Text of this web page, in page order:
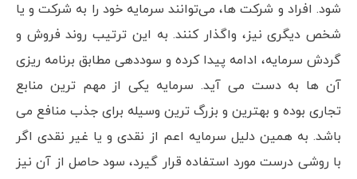
شود. افراد و شرکت ها، می‌توانند سرمایه خود را به شرکت و یا
شخص دیگری نیز، واگذار کنند. به این ترتیب روند فروش و
گردش سرمایه، ادامه پیدا کرده و سوددهی مطابق برنامه ریزی
آن ها به دست می آید. سرمایه یکی از مهم ترین منابع
تجاری بوده و بهترین و بزرگ ترین وسیله برای جذب منافع می
باشد. به همین دلیل سرمایه اعم از نقدی و یا غیر نقدی اگر
با روشی درست مورد استفاده قرار گیرد، سود حاصل از آن نیز